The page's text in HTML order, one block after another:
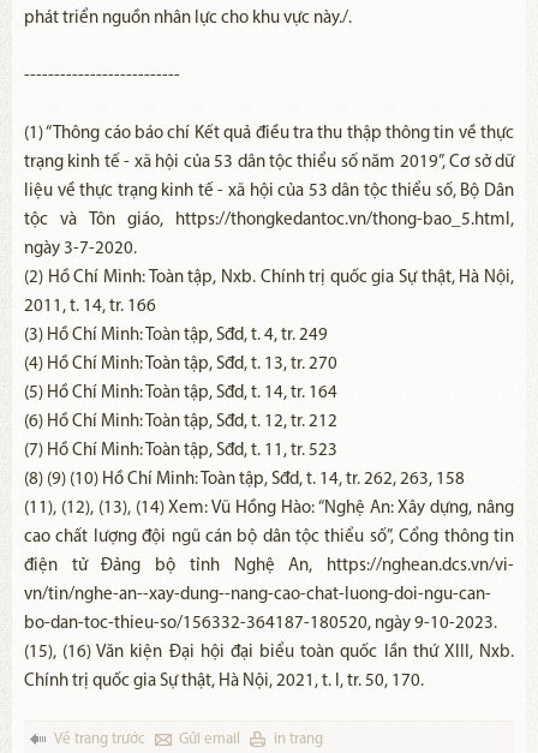
phát triển nguồn nhân lực cho khu vực này./.
--------------------------
(1) “Thông cáo báo chí Kết quả điều tra thu thập thông tin về thực
trạng kinh tế - xã hội của 53 dân tộc thiểu số năm 2019”, Cơ sở dữ
liệu về thực trạng kinh tế - xã hội của 53 dân tộc thiểu số, Bộ Dân
tộc và Tôn giáo, https://thongkedantoc.vn/thong-bao_5.html,
ngày 3-7-2020.
(2) Hồ Chí Minh: Toàn tập, Nxb. Chính trị quốc gia Sự thật, Hà Nội,
2011, t. 14, tr. 166
(3) Hồ Chí Minh: Toàn tập, Sđd, t. 4, tr. 249
(4) Hồ Chí Minh: Toàn tập, Sđd, t. 13, tr. 270
(5) Hồ Chí Minh: Toàn tập, Sđd, t. 14, tr. 164
(6) Hồ Chí Minh: Toàn tập, Sđd, t. 12, tr. 212
(7) Hồ Chí Minh: Toàn tập, Sđd, t. 11, tr. 523
(8) (9) (10) Hồ Chí Minh: Toàn tập, Sđd, t. 14, tr. 262, 263, 158
(11), (12), (13), (14) Xem: Vũ Hồng Hào: “Nghệ An: Xây dựng, nâng
cao chất lượng đội ngũ cán bộ dân tộc thiểu số”, Cổng thông tin
điện tử Đảng bộ tỉnh Nghệ An, https://nghean.dcs.vn/vi-
vn/tin/nghe-an--xay-dung--nang-cao-chat-luong-doi-ngu-can-
bo-dan-toc-thieu-so/156332-364187-180520, ngày 9-10-2023.
(15), (16) Văn kiện Đại hội đại biểu toàn quốc lần thứ XIII, Nxb.
Chính trị quốc gia Sự thật, Hà Nội, 2021, t. I, tr. 50, 170.
Về trang trước Gửi email in trang